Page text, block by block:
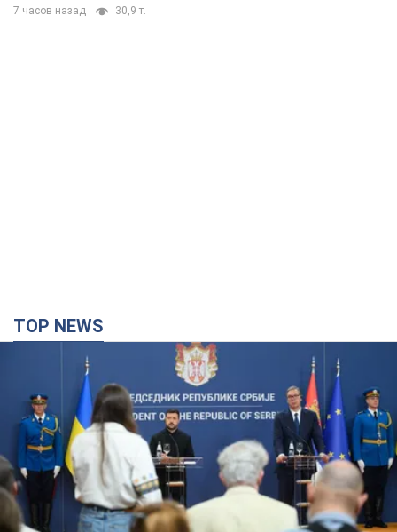
7 часов назад 30,9 т.
TOP NEWS